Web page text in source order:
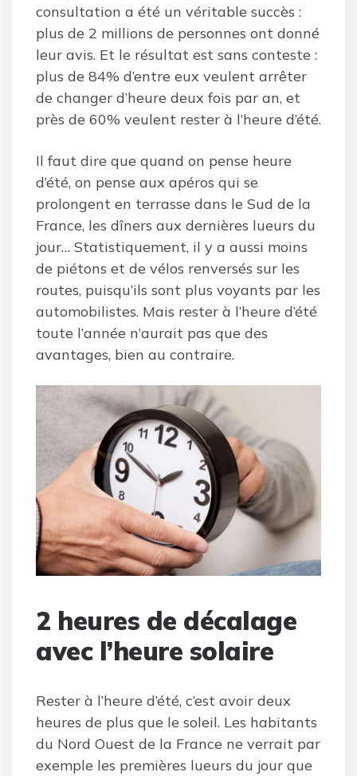
consultation a été un véritable succès :
plus de 2 millions de personnes ont donné
leur avis. Et le résultat est sans conteste :
plus de 84% d’entre eux veulent arrêter
de changer d’heure deux fois par an, et
près de 60% veulent rester à l’heure d’été.
Il faut dire que quand on pense heure
d’été, on pense aux apéros qui se
prolongent en terrasse dans le Sud de la
France, les dîners aux dernières lueurs du
jour… Statistiquement, il y a aussi moins
de piétons et de vélos renversés sur les
routes, puisqu’ils sont plus voyants par les
automobilistes. Mais rester à l’heure d’été
toute l’année n’aurait pas que des
avantages, bien au contraire.
2 heures de décalage
avec l’heure solaire
Rester à l’heure d’été, c’est avoir deux
heures de plus que le soleil. Les habitants
du Nord Ouest de la France ne verrait par
exemple les premières lueurs du jour que